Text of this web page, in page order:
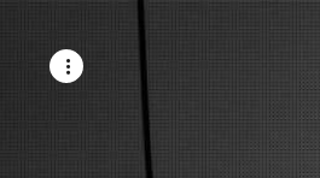
USLUGE
GALERIJA
KONTAKT